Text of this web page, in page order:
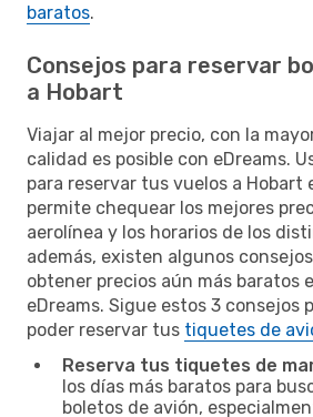
baratos.
Consejos para reservar
a Hobart
Viajar al mejor precio, con la
calidad es posible con eDreams.
para reservar tus vuelos a Hobart
permite chequear los mejores
aerolínea y los horarios de los
además, existen algunos
obtener precios aún más baratos
eDreams. Sigue estos 3 consejos
poder reservar tus tiquetes de
Reserva tus tiquetes de
los días más baratos para
boletos de avión,